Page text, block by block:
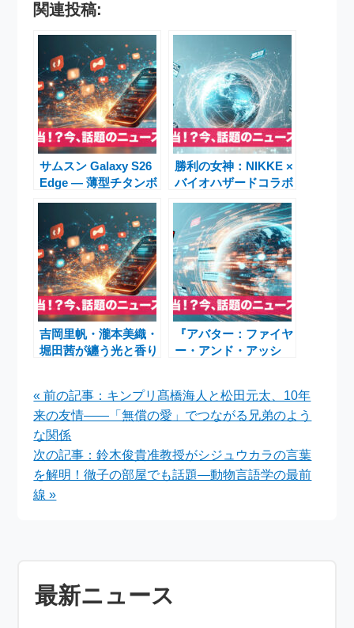
関連投稿:
サムスン Galaxy S26
Edge — 薄型チタンボ
搭載、話題の最新リー
ク徹底まとめ
勝利の女神：NIKKE ×
バイオハザードコラボ
実装決定！注目性能・
評価と最新イベント徹
底解説
吉岡里帆・瀧本美織・
堀田茜が纏う光と香り
イベント
『アバター：ファイヤ
ー・アンド・アッシ
ズ振り返り上映情報
« 前の記事：キンプリ髙橋海人と松田元太、10年
来の友情——「無償の愛」でつながる兄弟のよう
な関係
次の記事：鈴木俊貴准教授がシジュウカラの言葉
を解明！徹子の部屋でも話題―動物言語学の最前
線 »
最新ニュース